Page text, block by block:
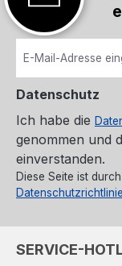
Datenschutz
Ich habe die
genommen und
einverstanden.
Diese Seite ist
Datenschutzrichtlinie
SERVICE-